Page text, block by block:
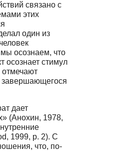
связано с
этих
один из
осознаем, что
осознает стимул
отмечают
завершающегося
дает
(Анохин, 1978,
1999, p. 2). С
что, по-